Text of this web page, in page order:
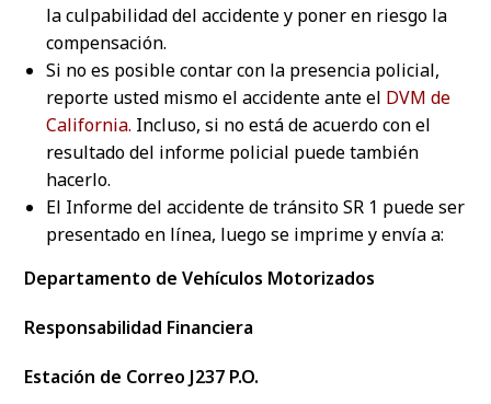
la culpabilidad del accidente y poner en riesgo la
compensación.
Si no es posible contar con la presencia policial,
reporte usted mismo el accidente ante el DVM de
California. Incluso, si no está de acuerdo con el
resultado del informe policial puede también
hacerlo.
El Informe del accidente de tránsito SR 1 puede ser
presentado en línea, luego se imprime y envía a:
Departamento de Vehículos Motorizados
Responsabilidad Financiera
Estación de Correo J237 P.O.